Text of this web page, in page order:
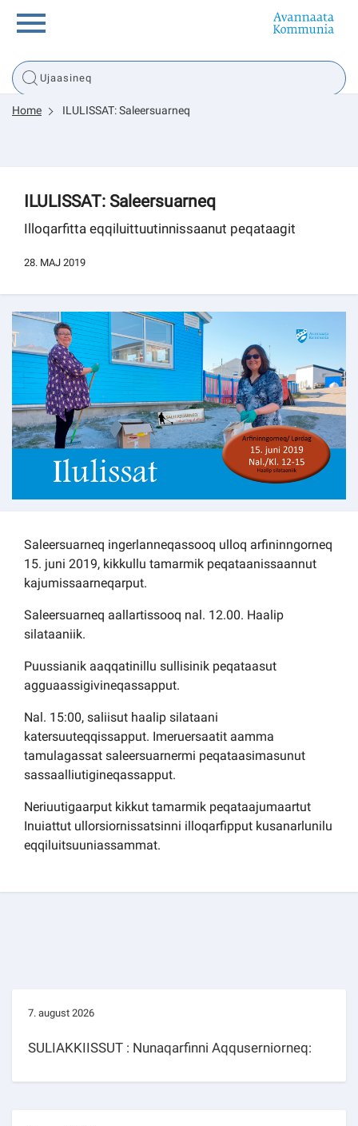
Innuttaasunut
Tassaarsuaq
sullissivik.gl
Pilersaarutinut isaavik
Kommuni pillugu paasissutissat
Home ILULISSAT: Saleersuarneq
ILULISSAT: Saleersuarneq
Illoqarfitta eqqiluittuutinnissaanut peqataagit
28. MAJ 2019
Saleersuarneq ingerlanneqassooq ulloq arfininngorneq
15. juni 2019, kikkullu tamarmik peqataanissaannut
kajumissaarneqarput.
Saleersuarneq aallartissooq nal. 12.00. Haalip
silataaniik.
Puussianik aaqqatinillu sullisinik peqataasut
agguaassigivineqassapput.
Nal. 15:00, saliisut haalip silataani
katersuuteqqissapput. Imeruersaatit aamma
tamulagassat saleersuarnermi peqataasimasunut
sassaalliutigineqassapput.
Neriuutigaarput kikkut tamarmik peqataajumaartut
Inuiattut ullorsiornissatsinni illoqarfipput kusanarlunilu
eqqiluitsuuniassammat.
7. august 2026
SULIAKKIISSUT : Nunaqarfinni Aqquserniorneq: